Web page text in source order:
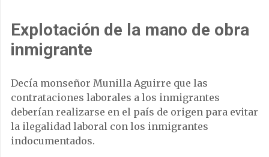
Explotación de la mano de obra
inmigrante
Decía monseñor Munilla Aguirre que las
contrataciones laborales a los inmigrantes
deberían realizarse en el país de origen para evitar
la ilegalidad laboral con los inmigrantes
indocumentados.